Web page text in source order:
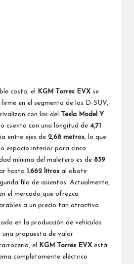
costo, el KGM Torres EVX se
en el segmento de los D-SUV,
con las del
Tesla Model Y
cuenta con una longitud de 4,71
entre ejes de 2,68 metros , lo que
espacio interior para cinco
mínima del maletero es de 839
hasta 1.662 litros al abatir
fila de asientos. Actualmente,
el mercado que ofrezca
a un precio tan atractivo.
en la producción de vehículos
una propuesta de valor
el
KGM Torres EVX está
completamente eléctrico